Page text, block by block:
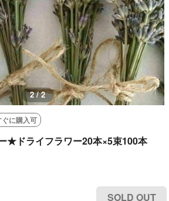
2 / 2
ぐに購入可
★ドライフラワー20本×5束100本
SOLD OUT